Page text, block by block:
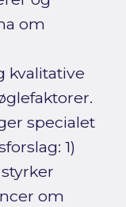
om
kvalitative
specialet
1)
om